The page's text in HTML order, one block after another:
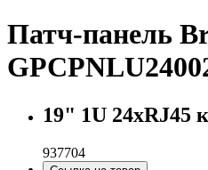
Патч-панель
19" 1U 24xRJ45
937704